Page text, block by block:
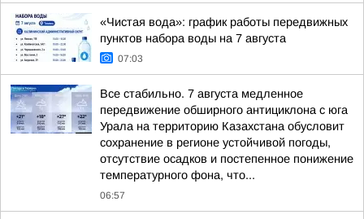
«Чистая вода»: график работы передвижных
пунктов набора воды на 7 августа
07:03
Все стабильно. 7 августа медленное
передвижение обширного антициклона с юга
Урала на территорию Казахстана обусловит
сохранение в регионе устойчивой погоды,
отсутствие осадков и постепенное понижение
температурного фона, что...
06:57